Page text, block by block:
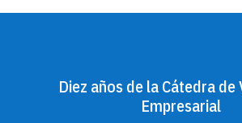
Diez años de la Cátedra de
Empresarial